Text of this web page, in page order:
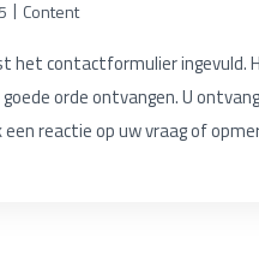
| Content
het contactformulier ingevuld.
orde ontvangen. U
reactie op uw vraag of